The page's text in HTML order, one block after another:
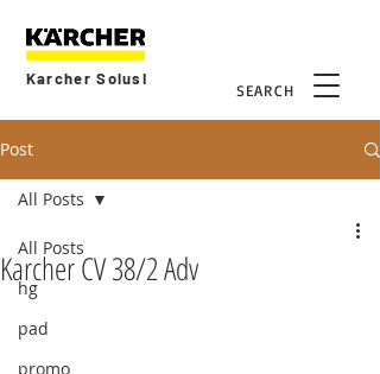
SEARCH
Karcher Solusi
Post
All Posts
hg
pad
promo
All Posts
Karcher CV 38/2 Adv